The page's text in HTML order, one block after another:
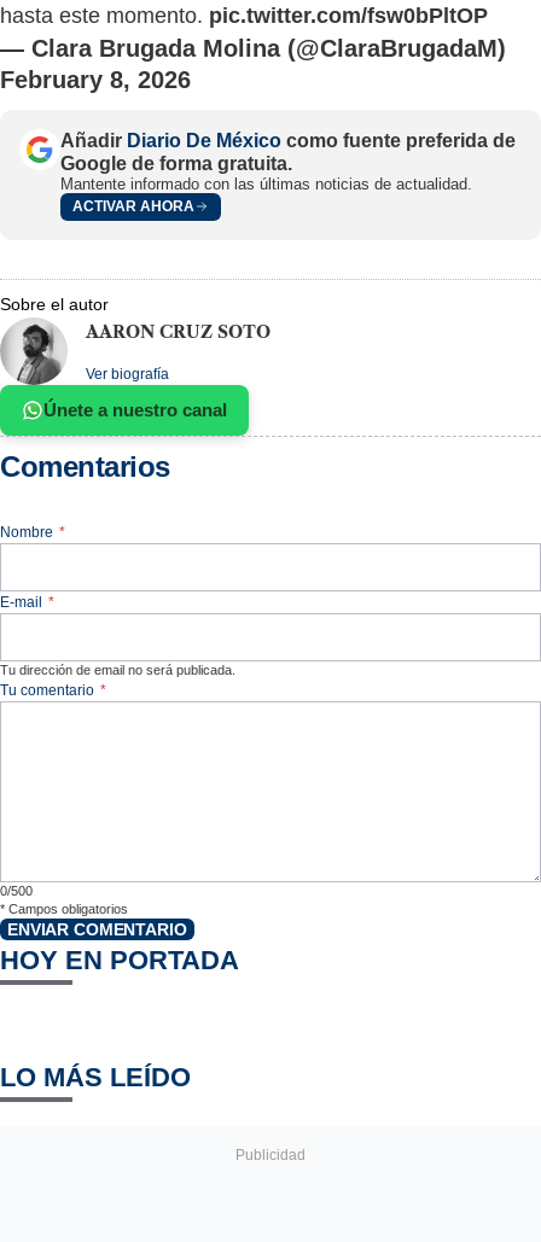
hasta este momento. pic.twitter.com/fsw0bPltOP
— Clara Brugada Molina (@ClaraBrugadaM)
February 8, 2026
Añadir Diario De México como fuente preferida de
Google de forma gratuita.
Mantente informado con las últimas noticias de actualidad.
ACTIVAR AHORA
Sobre el autor
AARON CRUZ SOTO
Ver biografía
Únete a nuestro canal
Comentarios
Nombre *
E-mail *
Tu dirección de email no será publicada.
Tu comentario *
0/500
* Campos obligatorios
ENVIAR COMENTARIO
HOY EN PORTADA
LO MÁS LEÍDO